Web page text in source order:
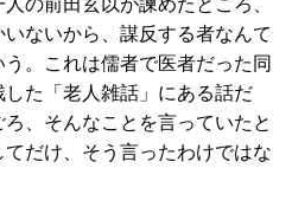
ないから、謀反する者なんて
。これは儒者で医者だった同
た「老人雑話」にある話だ
、そんなことを言っていたと
だけ、そう言ったわけではな